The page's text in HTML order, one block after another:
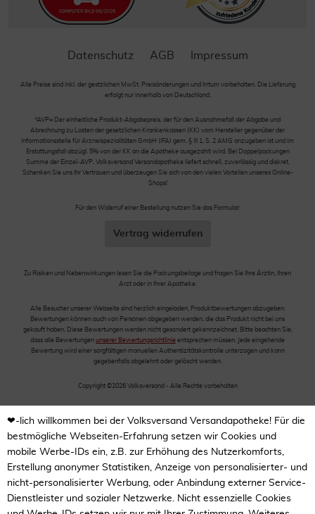
Datenschutz AGB Impressum
Alle Preise sind inkl. der gestzlichen MwSt. Preisänderungen und Irrtum vorbehalten. Die Lieferung
erfolgt nur innerhalb von Deutschland.
*AVP= Der einheitliche Produkt-Abgabepreis, der für den Ausnahmefall der Abgabe und
Abrechnung zu Lasten der gesetzlichen Krankenkassen (KK) vom Hersteller gegenüber der
Informationsstelle für Arzneispezialitäten GmbH (IFA) gem. § III 1, S. 2 AMG anzugeben ist und im
Erstattungsfall abzügl. 5% von der KK an die Apotheke ausgezahlt wird. Bei Doppelpackungen
Summe der Einzel-AVP. Volksversand Versandapotheke liefert schnell, zuverlässig und diskret.
Schenken Sie uns Ihr Vertrauen und überzeugen Sie sich von den vielen Vorteilen unseres Online-
Shops!
Für den Widerruf einer Bestellung nutzen Sie das Formular:
Vertrag widerrufen
Zu Risiken und Nebenwirkungen lesen Sie die Packungsbeilage und fragen Sie Ihre Ärztin, Ihren
Arzt oder in Ihrer Apotheke.
Alle Besucher unserer Webseite sind herzlich eingeladen, Produktbewertungen abzugeben.
Bewertungen können auch von Personen abgegeben werden, die das Produkt nicht bei uns
gekauft haben. Diese Bewertungen werden nicht gesondert gekennzeichnet. Bitte beachten Sie,
dass alle Bewertungen unserer Bewertungsrichtlinie entsprechen müssen. Jede eingehende
Bewertung wird einer sorgfältigen manuellen Authentizitätskontrolle unterzogen und kann
gegebenfalls abgelehnt oder gelöscht werden.
Copyright ©2026 Volksversand - Alle Rechte vorbehalten
❤-lich willkommen bei der Volksversand Versandapotheke! Für die
bestmögliche Webseiten-Erfahrung setzen wir Cookies und
mobile Werbe-IDs ein, z.B. zur Erhöhung des Nutzerkomforts,
Erstellung anonymer Statistiken, Anzeige von personalisierter- und
nicht-personalisierter Werbung, oder Anbindung externer Service-
Dienstleister und sozialer Netzwerke. Nicht essenzielle Cookies